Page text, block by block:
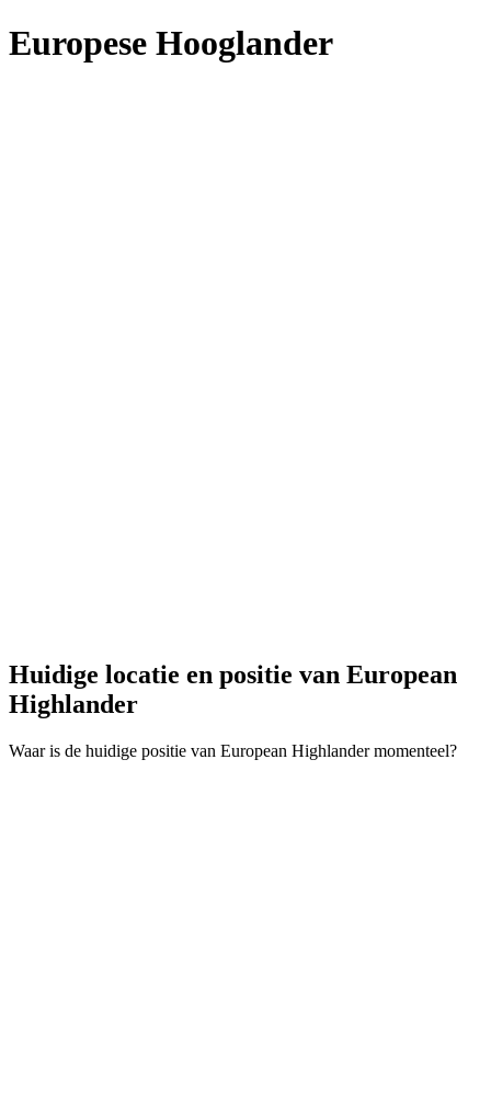
Europese Hooglander
Huidige locatie en positie van European
Highlander
Waar is de huidige positie van European Highlander momenteel?